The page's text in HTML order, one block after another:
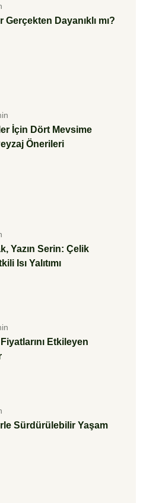
Gerçekten Dayanıklı mı?
İçin Dört Mevsime
Önerileri
Yazın Serin: Çelik
Isı Yalıtımı
Etkileyen
Sürdürülebilir Yaşam